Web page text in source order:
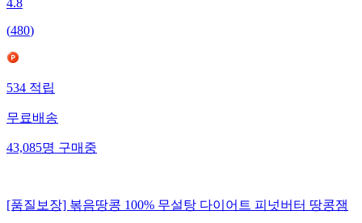
4.8
(480)
534적립
무료배송
43,085명구매중
[품질보장] 볶음땅콩 100% 무설탕 다이어트 피넛버터 땅콩잼